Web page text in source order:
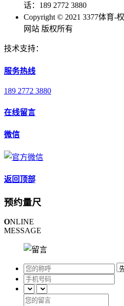
话：189 2772 3880
Copyright © 2021 3377体育-
网站 版权所有
技术支持：
服务热线
189 2772 3880
在线留言
微信
返回顶部
预约量尺
ONLINE
MESSAGE